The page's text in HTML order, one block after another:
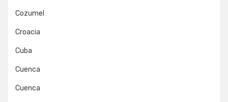
Cozumel
Croacia
Cuba
Cuenca
Cuenca